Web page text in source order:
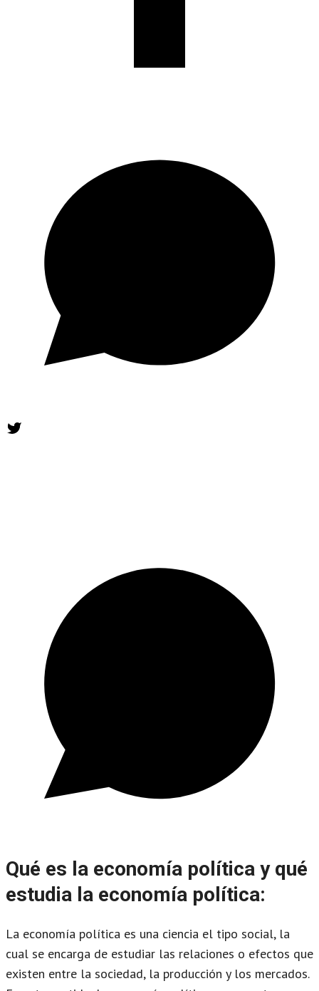
Qué es la economía política y qué
estudia la economía política:
La economía política es una ciencia el tipo social, la
cual se encarga de estudiar las relaciones o efectos que
existen entre la sociedad, la producción y los mercados.